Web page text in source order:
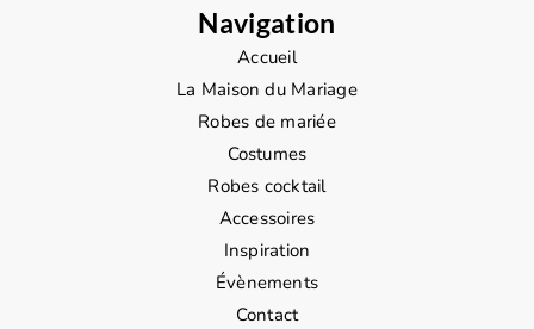
Navigation
Accueil
La Maison du Mariage
Robes de mariée
Costumes
Robes cocktail
Accessoires
Inspiration
Évènements
Contact